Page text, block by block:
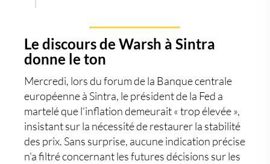
Le discours de Warsh à Sintra
donne le ton
Mercredi, lors du forum de la Banque centrale
européenne à Sintra, le président de la Fed a
martelé que l'inflation demeurait « trop élevée »,
insistant sur la nécessité de restaurer la stabilité
des prix. Sans surprise, aucune indication précise
n'a filtré concernant les futures décisions sur les